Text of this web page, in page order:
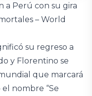
a Perú con su gira
– World
su regreso a
y Florentino se
que marcará
nombre “Se